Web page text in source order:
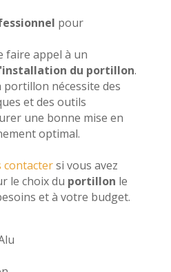
pour
faire appel à un
'installation du portillon.
portillon nécessite des
et des outils
une bonne mise en
optimal.
contactersi vous avez
le choix du portillon le
et à votre budget.